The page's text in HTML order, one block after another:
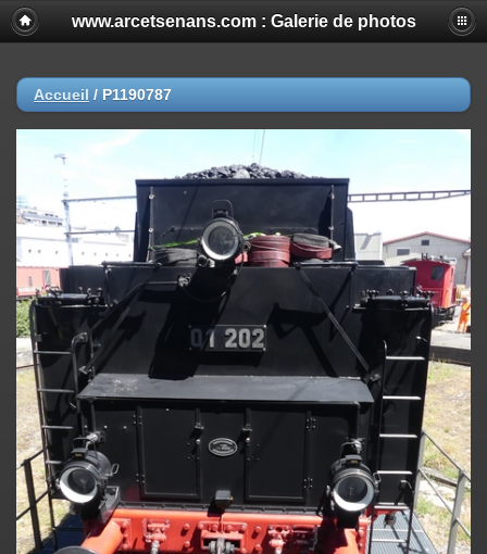
www.arcetsenans.com : Galerie de photos
Accueil / P1190787